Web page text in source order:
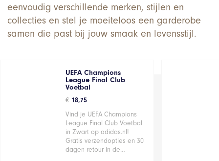
eenvoudig verschillende merken, stijlen en
collecties en stel je moeiteloos een garderobe
samen die past bij jouw smaak en levensstijl.
UEFA Champions
League Final Club
Voetbal
€ 18,75
Vind je UEFA Champions
League Final Club Voetbal
in Zwart op adidas.nl!
Gratis verzendopties en 30
dagen retour in de…